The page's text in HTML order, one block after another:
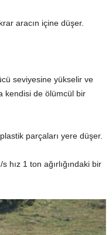
aracın içine düşer.
seviyesine yükselir ve
kendisi de ölümcül bir
parçaları yere düşer.
hız 1 ton ağırlığındaki bir